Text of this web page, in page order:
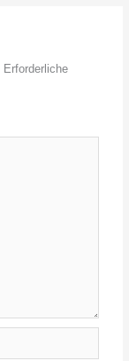
Erforderliche